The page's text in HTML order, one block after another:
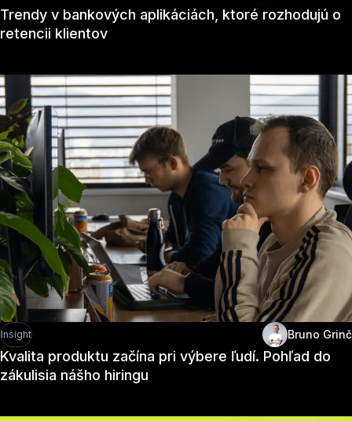
Trendy v bankových aplikáciách, ktoré rozhodujú o
retencii klientov
Insight Bruno Grinč
Kvalita produktu začína pri výbere ľudí. Pohľad do
zákulisia nášho hiringu